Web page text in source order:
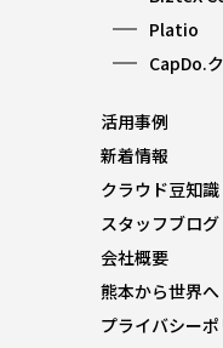
Platio
CapDo.
活用事例
新着情報
クラウド豆知識
スタッフブログ
会社概要
熊本から世界へ
プライバシー